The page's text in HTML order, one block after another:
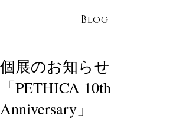
Blog
個展のお知らせ
「PETHICA 10th
Anniversary」